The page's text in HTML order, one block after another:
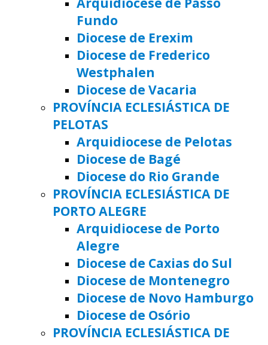
Fundo
Diocese de Erexim
Diocese de Frederico
Westphalen
Diocese de Vacaria
PROVÍNCIA ECLESIÁSTICA DE
PELOTAS
Arquidiocese de Pelotas
Diocese de Bagé
Diocese do Rio Grande
PROVÍNCIA ECLESIÁSTICA DE
PORTO ALEGRE
Arquidiocese de Porto
Alegre
Diocese de Caxias do Sul
Diocese de Montenegro
Diocese de Novo Hamburgo
Diocese de Osório
PROVÍNCIA ECLESIÁSTICA DE